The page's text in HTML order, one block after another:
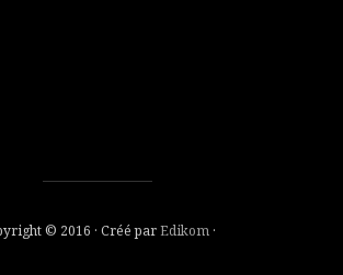
© 2016 · Créé parEdikom ·